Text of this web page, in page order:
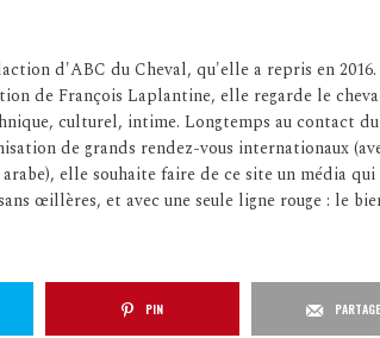
d'ABC du Cheval, qu'elle a repris en 2016.
de François Laplantine, elle regarde le
culturel, intime. Longtemps au contact
de grands rendez-vous internationaux
elle souhaite faire de ce site un média
œillères, et avec une seule ligne rouge : le
PIN